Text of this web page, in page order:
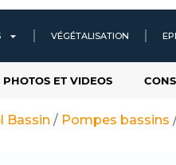
VÉGÉTALISATION
PHOTOS ET VIDEOS
Bassin / Pompes bassins